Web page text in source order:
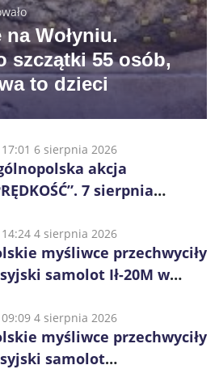
Wołyniu.
szczątki 55 osób,
to dzieci
17:01 6 sierpnia 2026
akcja
7 sierpnia
14:24 4 sierpnia 2026
myśliwce przechwyciły
samolot Ił-20M w
09:09 4 sierpnia 2026
myśliwce przechwyciły
samolot